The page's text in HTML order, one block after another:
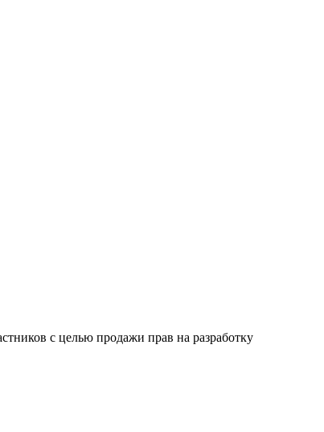
с целью продажи прав на разработку